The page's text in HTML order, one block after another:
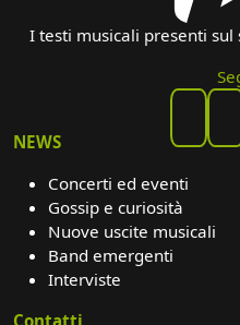
I testi musicali presenti sul
NEWS
Concerti ed eventi
Gossip e curiosità
Nuove uscite musicali
Band emergenti
Interviste